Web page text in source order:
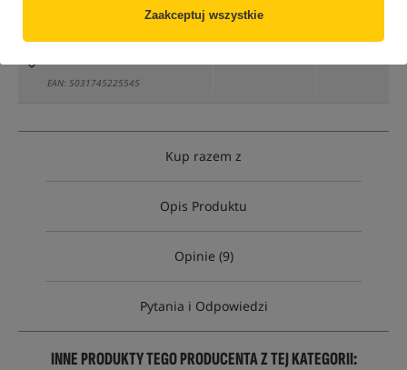
Zaakceptuj wszystkie
EAN: 5031745225545
Kup razem z
Opis Produktu
Opinie (9)
Pytania i Odpowiedzi
INNE PRODUKTY TEGO PRODUCENTA Z TEJ KATEGORII: